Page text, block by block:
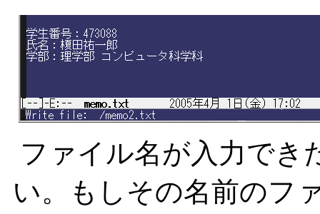
ファイル名が入力でき
い。もしその名前のフ